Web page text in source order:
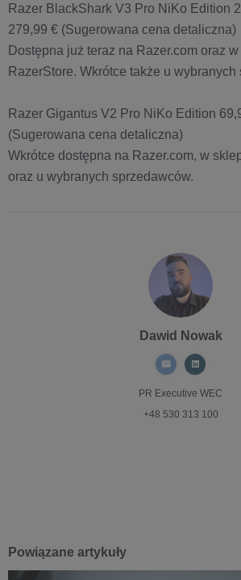
Razer BlackShark V3 Pro NiKo Edition
279,99 € (Sugerowana cena detaliczna)
Dostępna już teraz na Razer.com oraz
RazerStore. Wkrótce także u wybranych
Razer Gigantus V2 Pro NiKo Edition
(Sugerowana cena detaliczna)
Wkrótce dostępna na Razer.com, w
oraz u wybranych sprzedawców.
Dawid Nowak
PR Executive WEC
+48 530 313 100
Powiązane artykuły